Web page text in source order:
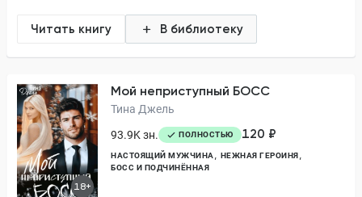
Читать книгу В библиотеку
18+
Мой неприступный БОСС
Тина Джель
93.9K зн.
ПОЛНОСТЬЮ 120 ₽
НАСТОЯЩИЙ МУЖЧИНА
НЕЖНАЯ ГЕРОИНЯ
БОСС И ПОДЧИНЁННАЯ